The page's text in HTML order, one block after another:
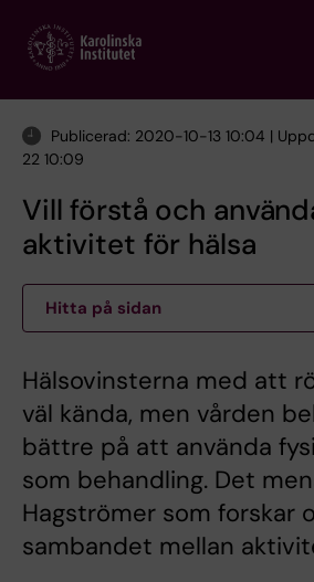
main
Publicerad: 2020-10-13 10:04 |
22 10:09
Vill förstå och
aktivitet för hälsa
Hitta på sidan
Hälsovinsterna med att
väl kända, men vården
bättre på att använda
som behandling. Det
Hagströmer som forskar
sambandet mellan